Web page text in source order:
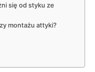
się od styku ze
montażu attyki?